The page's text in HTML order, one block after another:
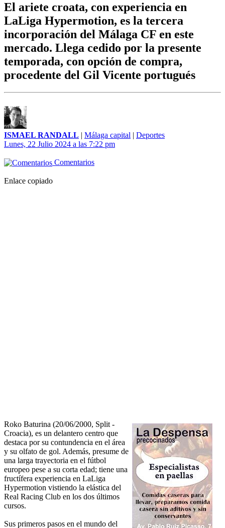
El ariete croata, con experiencia en
LaLiga Hypermotion, es la tercera
incorporación del Málaga CF en este
mercado. Llega cedido por la presente
temporada, con opción de compra,
procedente del Gil Vicente portugués
ISMAEL RANDALL | Málaga capital | Deportes
Lunes, 22 Julio 2024 a las 7:22 pm
Comentarios
Enlace copiado
Roko Baturina (20/06/2000, Split -
Croacia), es un delantero centro que
destaca por su contundencia en el área
y su olfato de gol. Además, presume de
una larga trayectoria en el fútbol
europeo pese a su corta edad; tiene una
fructífera experiencia en LaLiga
Hypermotion vistiendo la elástica del
Real Racing Club en los dos últimos
cursos.
Sus primeros pasos en el mundo del